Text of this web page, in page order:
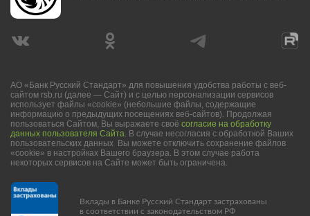
АО «Банк Русский Стандарт» для повышения удобства работы с веб-
сайтом rsb.ru (далее — Сайт) и с целью персонализации сервисов
использует файлы «cookie» (небольшие файлы, содержащие
информацию о предыдущих посещениях веб-сайтов). Продолжая
пользоваться Сайтом, Вы выражаете своё согласие на обработку
данных пользователя Сайта. В случае несогласия с обработкой Ваших
пользовательских данных Вы можете отключить сохранение файлов
«cookie» в настройках Вашего браузера. В этом случае работа
некоторых сервисов на Сайте может быть ограничена.
Вклады в Банке Русский Стандарт застрахованы
в соответствии с законодательством РФ